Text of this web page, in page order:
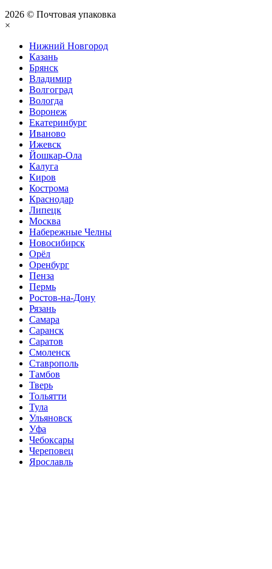
2026 © Почтовая упаковка
×
Нижний Нoвгород
Казань
Брянск
Владимир
Волгоград
Вологда
Воронеж
Екатеринбург
Иваново
Ижевск
Йошкар-Ола
Калуга
Киров
Кострома
Краснодар
Липецк
Москва
Набережные Челны
Новосибирск
Орёл
Оренбург
Пенза
Пермь
Ростов-на-Дону
Рязань
Самара
Саранск
Саратов
Смоленск
Ставрополь
Тамбов
Тверь
Тольятти
Тула
Ульяновск
Уфа
Чебоксары
Череповец
Ярославль